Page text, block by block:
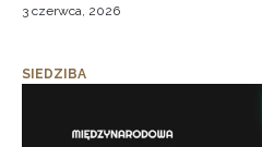
3 czerwca, 2026
SIEDZIBA